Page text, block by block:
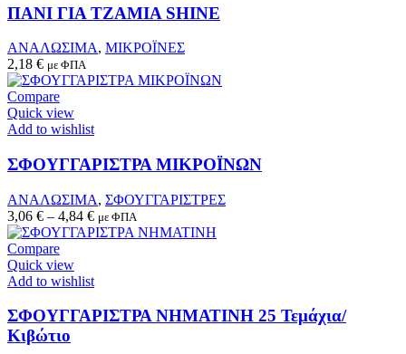
product
has
multiple
variants.
The
options
may
be
chosen
on
the
page
ΠΑΝΙ ΓΙΑ ΤΖΑΜΙΑ SHINE
ΑΝΑΛΩΣΙΜΑ, ΜΙΚΡΟΪΝΕΣ
2,18 € με ΦΠΑ
Compare
Quick view
Add to wishlist
product
has
multiple
variants.
The
options
may
be
chosen
on
the
product
ΣΦΟΥΓΓΑΡΙΣΤΡΑ ΜΙΚΡΟΪΝΩΝ
ΑΝΑΛΩΣΙΜΑ, ΣΦΟΥΓΓΑΡΙΣΤΡΕΣ
3,06 € – 4,84 € με ΦΠΑ
Compare
Quick view
Add to wishlist
product
has
multiple
ΣΦΟΥΓΓΑΡΙΣΤΡΑ ΝΗΜΑΤΙΝΗ 25 Τεμάχια/
Κιβώτιο